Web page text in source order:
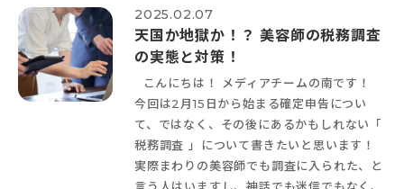
2025.02.07
天国か地獄か！？ 美容師の税務調査
の実態と対策！
こんにちは！ メディアチームの南です！
今回は2月15日から始まる確定申告につい
て、ではなく、その後にあるかもしれない「
税務調査 」について書きたいと思います！
実際まわりの美容師でも調査に入られた、と
言う人はいますし、神話でも迷信でもなく、